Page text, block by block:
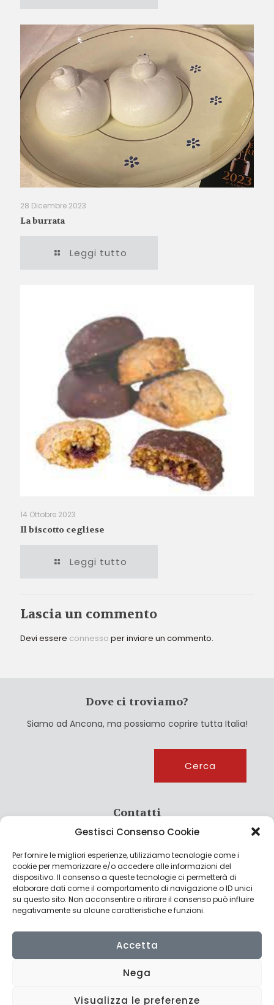
Gestisci Consenso Cookie
Per fornire le migliori esperienze, utilizziamo tecnologie come i
cookie per memorizzare e/o accedere alle informazioni del
dispositivo. Il consenso a queste tecnologie ci permetterà di
elaborare dati come il comportamento di navigazione o ID unici
su questo sito. Non acconsentire o ritirare il consenso può influire
negativamente su alcune caratteristiche e funzioni.
Accetta
Nega
Visualizza le preferenze
28 Dicembre 2023
La burrata
Leggi tutto
14 Ottobre 2023
Il biscotto cegliese
Leggi tutto
Lascia un commento
Devi essere connesso per inviare un commento.
Dove ci troviamo?
Siamo ad Ancona, ma possiamo coprire tutta Italia!
Cerca
Contatti
info@culturagroalimentare.com
Note legali
Privacy Policy